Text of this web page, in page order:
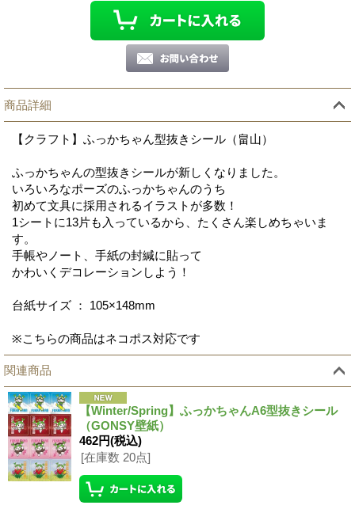
商品詳細
【クラフト】ふっかちゃん型抜きシール（畠山）
ふっかちゃんの型抜きシールが新しくなりました。
いろいろなポーズのふっかちゃんのうち
初めて文具に採用されるイラストが多数！
1シートに13片も入っているから、たくさん楽しめちゃいま
す。
手帳やノート、手紙の封緘に貼って
かわいくデコレーションしよう！
台紙サイズ ： 105×148mm
※こちらの商品はネコポス対応です
関連商品
【Winter/Spring】ふっかちゃんA6型抜きシール
（GONSY壁紙）
462円(税込)
[在庫数 20点]